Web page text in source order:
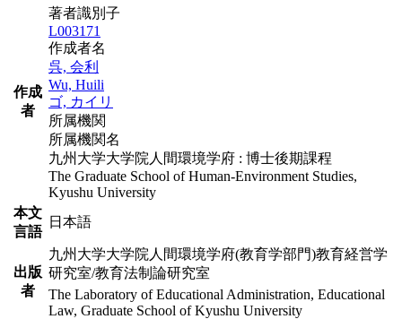
作成
者
著者識別子
L003171
作成者名
呉, 会利
Wu, Huili
ゴ, カイリ
所属機関
所属機関名
九州大学大学院人間環境学府 : 博士後期課程
The Graduate School of Human-Environment Studies,
Kyushu University
本文
言語
日本語
出版
者
九州大学大学院人間環境学府(教育学部門)教育経営学
研究室/教育法制論研究室
The Laboratory of Educational Administration, Educational
Law, Graduate School of Kyushu University